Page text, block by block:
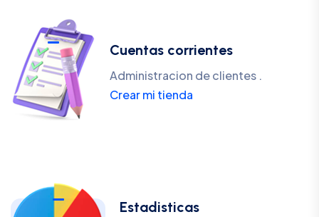
Cuentas corrientes
Administracion de clientes .
Crear mi tienda
Estadisticas